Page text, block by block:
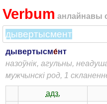
Verbum анлайнавы
дывертысме́нт
назоўнік, агульны,
мужчынскі род, 1
адз.